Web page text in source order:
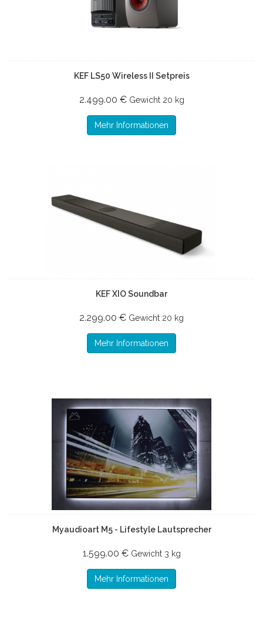
KEF LS50 Wireless II Setpreis
2.499.00 € Gewicht 20 kg
Mehr Informationen
KEF XIO Soundbar
2.299.00 € Gewicht 20 kg
Mehr Informationen
Myaudioart M5 - Lifestyle Lautsprecher
1.599.00 € Gewicht 3 kg
Mehr Informationen